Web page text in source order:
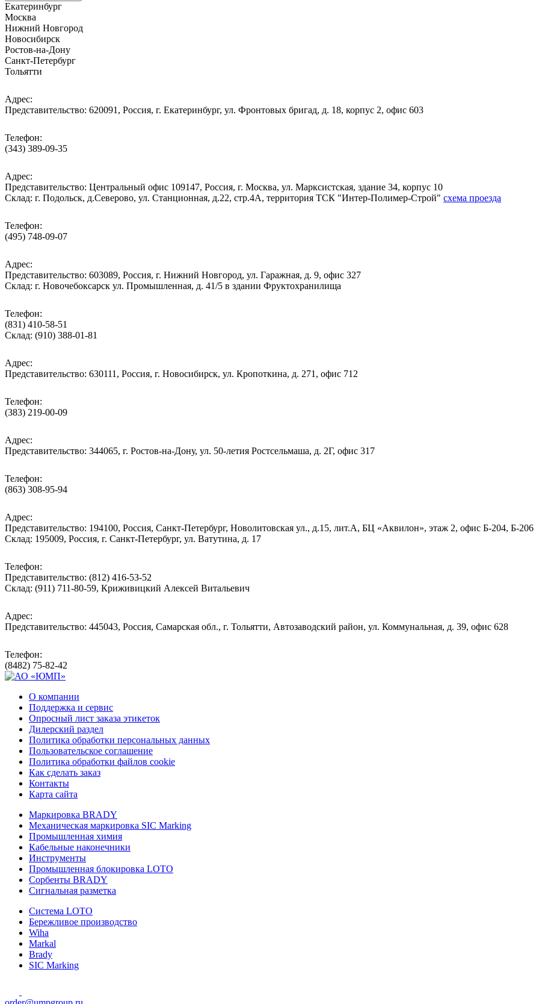
Екатеринбург
Москва
Нижний Новгород
Новосибирск
Ростов-на-Дону
Санкт-Петербург
Тольятти
Адрес:
Представительство: 620091, Россия, г. Екатеринбург, ул. Фронтовых бригад, д. 18, корпус 2, офис 603
Телефон:
(343) 389-09-35
Адрес:
Представительство: Центральный офис 109147, Россия, г. Москва, ул. Марксистская, здание 34, корпус 10
Cклад: г. Подольск, д.Северово, ул. Станционная, д.22, стр.4А, территория ТСК "Интер-Полимер-Строй" схема проезда
Телефон:
(495) 748-09-07
Адрес:
Представительство: 603089, Россия, г. Нижний Новгород, ул. Гаражная, д. 9, офис 327
Склад: г. Новочебоксарск ул. Промышленная, д. 41/5 в здании Фруктохранилища
Телефон:
(831) 410-58-51
Склад: (910) 388-01-81
Адрес:
Представительство: 630111, Россия, г. Новосибирск, ул. Кропоткина, д. 271, офис 712
Телефон:
(383) 219-00-09
Адрес:
Представительство: 344065, г. Ростов-на-Дону, ул. 50-летия Ростсельмаша, д. 2Г, офис 317
Телефон:
(863) 308-95-94
Адрес:
Представительство: 194100, Россия, Санкт-Петербург, Новолитовская ул., д.15, лит.А, БЦ «Аквилон», этаж 2, офис Б-204, Б-206
Склад: 195009, Россия, г. Санкт-Петербург, ул. Ватутина, д. 17
Телефон:
Представительство: (812) 416-53-52
Склад: (911) 711-80-59, Криживицкий Алексей Витальевич
Адрес:
Представительство: 445043, Россия, Самарская обл., г. Тольятти, Автозаводский район, ул. Коммунальная, д. 39, офис 628
Телефон:
(8482) 75-82-42
О компании
Поддержка и сервис
Опросный лист заказа этикеток
Дилерский раздел
Политика обработки персональных данных
Пользовательское соглашение
Политика обработки файлов cookie
Как сделать заказ
Контакты
Карта сайта
Маркировка BRADY
Механическая маркировка SIC Marking
Промышленная химия
Кабельные наконечники
Инструменты
Промышленная блокировка LOTO
Сорбенты BRADY
Сигнальная разметка
Система LOTO
Бережливое производство
Wiha
Markal
Brady
SIC Marking